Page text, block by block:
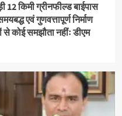
12 किमी ग्रीनफील्ड बाईपास
एवं गुणवत्तापूर्ण निर्माण
कोई समझौता नहींः डीएम